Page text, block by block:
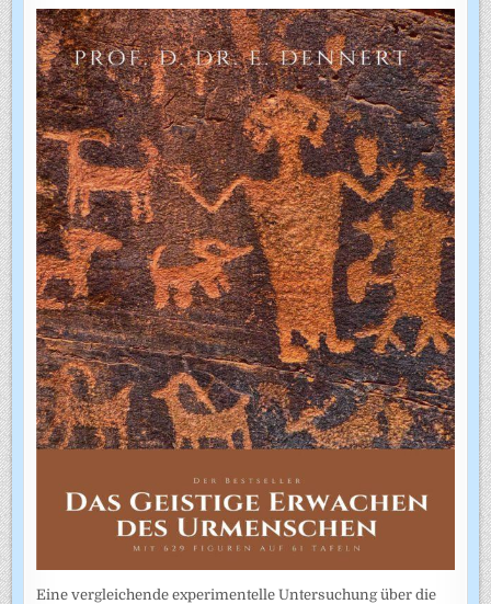
Eine vergleichende experimentelle Untersuchung über die